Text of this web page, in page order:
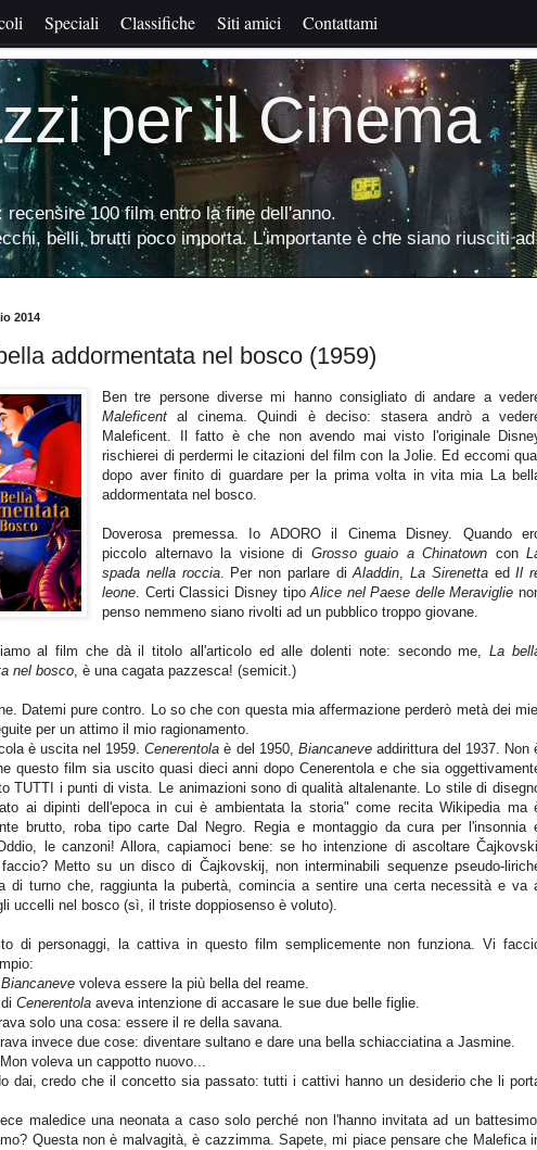
Speciali Classifiche Siti amici Contattami
per il Cinema
recensire 100 film entro la fine dell'anno.
belli, brutti poco importa. L'importante è che siano riusciti
2014
addormentata nel bosco (1959)
Ben tre persone diverse mi hanno consigliato di andare a
Maleficental cinema. Quindi è deciso: stasera andrò a
Maleficent. Il fatto è che non avendo mai visto l'originale
rischierei di perdermi le citazioni del film con la Jolie. Ed eccomi
dopo aver finito di guardare per la prima volta in vita mia La
addormentata nel bosco.
Doverosa premessa. Io ADORO il Cinema Disney. Quando
piccolo alternavo la visione di Grosso guaio a Chinatown con
spada nella roccia. Per non parlare diAladdin,La Sirenetta edIl
leone. Certi Classici Disney tipoAlice nel Paese delle Meraviglie
penso nemmeno siano rivolti ad un pubblico troppo giovane.
al film che dà il titolo all'articolo ed alle dolenti note: secondo me,La
nel bosco, è una cagata pazzesca! (semicit.)
Datemi pure contro. Lo so che con questa mia affermazione perderò metà dei
per un attimo il mio ragionamento.
è uscita nel 1959.Cenerentolaè del 1950, Biancaneve addirittura del 1937. Non
questo film sia uscito quasi dieci anni dopo Cenerentola e che sia
TUTTI i punti di vista. Le animazioni sono di qualità altalenante. Lo stile di
ai dipinti dell'epoca in cui è ambientata la storia" come recita Wikipedia ma
brutto, roba tipo carte Dal Negro. Regia e montaggio da cura per l'insonnia
le canzoni! Allora, capiamoci bene: se ho intenzione di ascoltare
Metto su un disco di Čajkovskij, non interminabili sequenze pseudo-
di turno che, raggiunta la pubertà, comincia a sentire una certa necessità e va
uccelli nel bosco (sì, il triste doppiosenso è voluto).
di personaggi, la cattiva in questo film semplicemente non funziona. Vi
Biancaneve voleva essere la più bella del reame.
Cenerentola aveva intenzione di accasare le sue due belle figlie.
solo una cosa: essere il re della savana.
invece due cose: diventare sultano e dare una bella schiacciatina a Jasmine.
voleva un cappotto nuovo...
dai, credo che il concetto sia passato: tutti i cattivi hanno un desiderio che li
maledice una neonata a caso solo perché non l'hanno invitata ad un
Questa non è malvagità, è cazzimma. Sapete, mi piace pensare che Malefica